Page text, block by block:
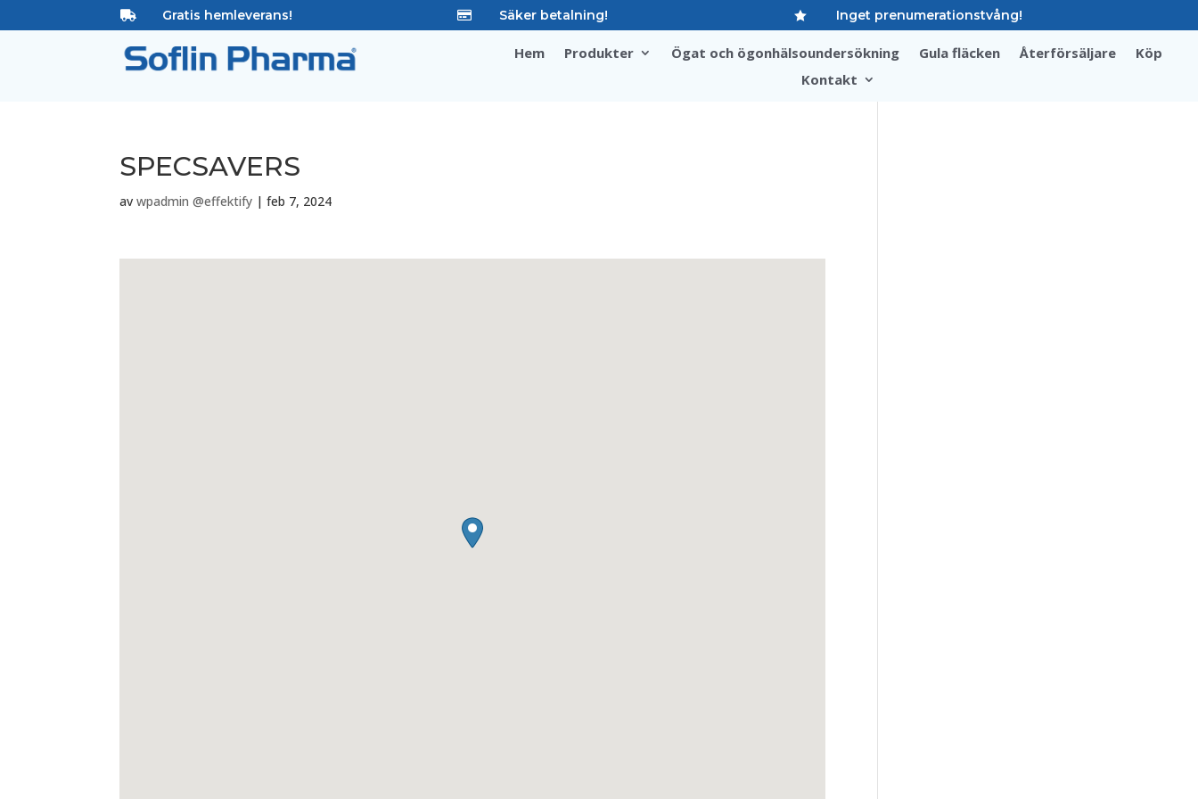
 Gratis hemleverans!  Säker betalning!  Inget prenumerationstvång!
Hem Produkter Ögat och ögonhälsoundersökning Gula fläcken Återförsäljare
Köp
Kontakt
SPECSAVERS
avwpadmin @effektify |feb 7, 2024